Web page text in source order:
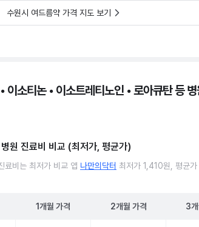
수원시 여드름약 가격 지도 보기
이소티논 • 이소트레티노인 • 로아큐탄 등
원 진료비 비교 (최저가, 평균가)
료비는 최저가 비교 앱 나만의닥터 최저가 1,410원, 평균가
1개월 가격 2개월 가격 3